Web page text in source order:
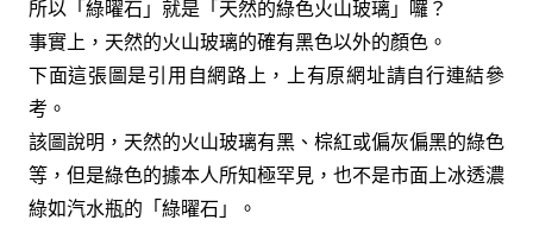
所以「綠曜石」就是「天然的綠色火山玻璃」囉？
事實上，天然的火山玻璃的確有黑色以外的顏色。
下面這張圖是引用自網路上，上有原網址請自行連結參
考。
該圖說明，天然的火山玻璃有黑、棕紅或偏灰偏黑的綠色
等，但是綠色的據本人所知極罕見，也不是市面上冰透濃
綠如汽水瓶的「綠曜石」。